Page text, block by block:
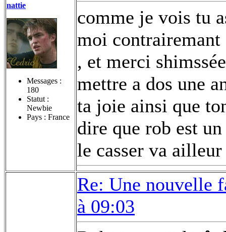
nattie
Messages :
180
Statut :
Newbie
Pays : France
comme je vois tu
moi contrairemant
, et merci
mettre a dos une
ta joie ainsi que
dire que rob est
le casser va
Re: Une nouvelle
à 09:03